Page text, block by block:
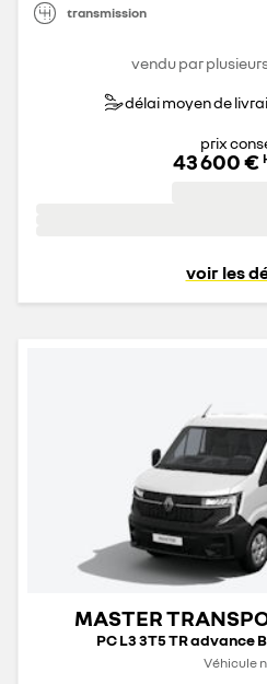
transmission
vendu par
délai moyen de
prix
43 600 €
voir les
MASTER
PC L3 3T5 TR advance
Véhicule